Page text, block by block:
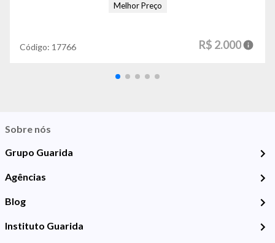
Melhor Preço
Código: 17766 R$ 2.000
Sobre nós
Grupo Guarida
Agências
Blog
Instituto Guarida